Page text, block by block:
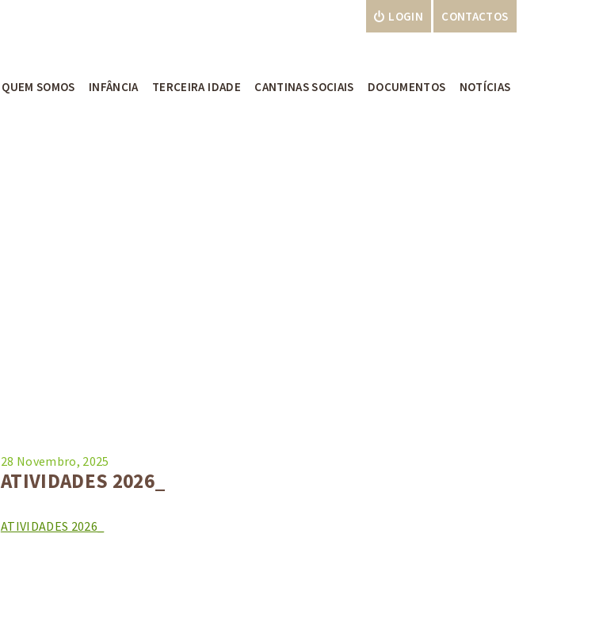
QUEM SOMOS INFÂNCIA TERCEIRA IDADE CANTINAS SOCIAIS DOCUMENTOS NOTÍCIAS
LOGIN CONTACTOS
28 Novembro, 2025
ATIVIDADES 2026_
ATIVIDADES 2026_